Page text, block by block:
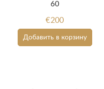
Добавить в корзину
60
€200